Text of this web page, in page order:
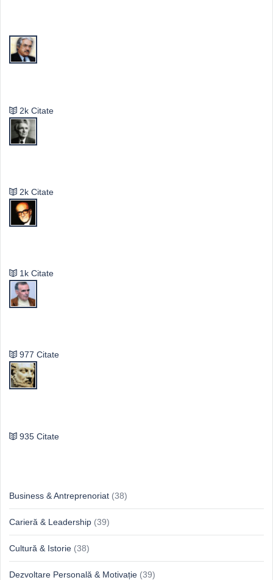
2k Citate
2k Citate
1k Citate
977 Citate
935 Citate
Business & Antreprenoriat (38)
Carieră & Leadership (39)
Cultură & Istorie (38)
Dezvoltare Personală & Motivație (39)